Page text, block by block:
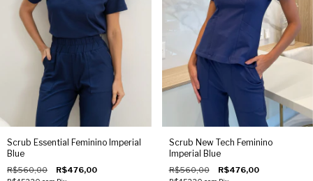
tamanho maior se estiver entre dois. Nosso site possui um provador
virtual para também auxiliar na escolha. Os scrubs JalecoChic desbotam
ou encolhem com lavagens? Não. Os scrubs femininos JalecoChic
utilizam fibras de alta qualidade, resistentes a lavagens constantes. A
cor, o caimento e o toque permanecem preservados, mantendo a peça
com aparência de nova mesmo após uso intenso. Qual é a diferença
entre scrub feminino e jaleco tradicional? O scrub feminino oferece
conjunto leve, tecnológico, confortável e de fácil lavagem para a rotina
clínica. Diferente dos jalecos em alfaiataria, que são rígidos, formais e
ambiente hospitalar? Scrubs femininos garantem conforto, frescor e
anatômica que valoriza a silhueta, unem praticidade, higiene e elegância
Scrub Essential Feminino Imperial
Blue
R$560,00 R$476,00
Scrub New Tech Feminino
Imperial Blue
R$560,00 R$476,00